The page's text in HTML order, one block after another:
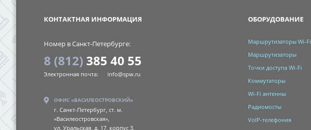
SPW
КОНТАКТНАЯ ИНФОРМАЦИЯ
Номер в Санкт-Петербурге:
8 (812) 385 40 55
Электронная почта: info@spw.ru
ОФИС «ВАСИЛЕОСТРОВСКИЙ»
г. Санкт-Петербург, ст. м.
«Василеостровская»,
ул. Уральская, д. 17, корпус 3,
ОБОРУДОВАНИЕ
Маршрутизаторы Wi-Fi
Маршрутизаторы
Точки доступа Wi-Fi
Коммутаторы
Wi-Fi антенны
Радиомосты
VoIP-телефония